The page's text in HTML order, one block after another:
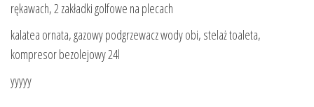
rękawach, 2 zakładki golfowe na plecach
kalatea ornata, gazowy podgrzewacz wody obi, stelaż toaleta,
kompresor bezolejowy 24l
yyyyy